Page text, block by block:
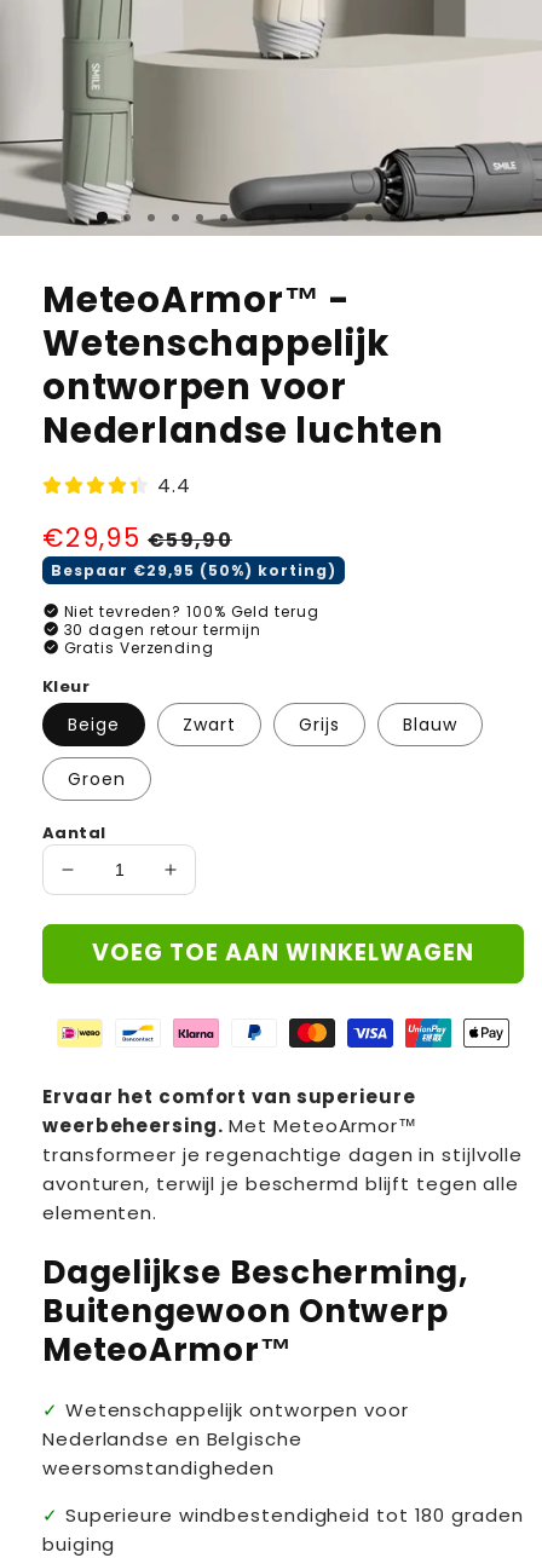
MeteoArmor™ -
Wetenschappelijk
ontworpen voor
Nederlandse luchten
4.4
Normale
prijs
€29,95 Aanbiedingsprijs
€59,90
Bespaar €29,95 (50%) korting)
check_circle Niet tevreden? 100% Geld terug
check_circle 30 dagen retour termijn
check_circle Gratis Verzending
Kleur
Beige Zwart Grijs Blauw
Groen
Aantal
Aantal
voor
MeteoArmor™
-
ontworpen
Nederlandse
luchten
Aantal
voor
MeteoArmor™
-
ontworpen
Nederlandse
luchten
VOEG TOE AAN WINKELWAGEN
Ervaar het comfort van superieure
weerbeheersing. Met MeteoArmor™
transformeer je regenachtige dagen in stijlvolle
avonturen, terwijl je beschermd blijft tegen alle
elementen.
Dagelijkse Bescherming,
Buitengewoon Ontwerp
MeteoArmor™
Wetenschappelijk ontworpen voor
Nederlandse en Belgische
weersomstandigheden
Superieure windbestendigheid tot 180 graden
buiging